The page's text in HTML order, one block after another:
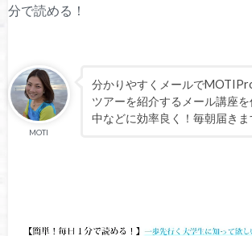
分で読める！
MOTI
分かりやすくメールで
ツアーを紹介するメール講座
中などに効率良く！毎朝届きま